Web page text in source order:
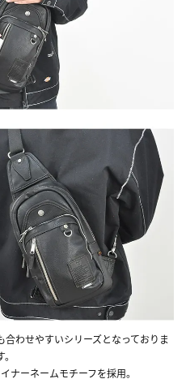
わせやすいシリーズとなっておりま
。
ナーネームモチーフを採用。